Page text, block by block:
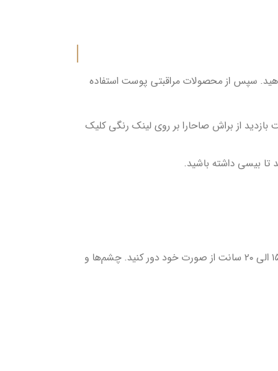
سپس از محصولات مراقبتی پوست استفاده
بازدید از براش صاحارا بر روی لینک رنگی کلیک
جهت افزایش ماندگاری میکاپ، از اسپری یا پودر فیکس استفاده کنید. پس از به پایان رسیدن میکاپ٬ اسپری را ۱۵ الی ۲۰ سانت از صورت خود دور کنید. چشم‌ها و